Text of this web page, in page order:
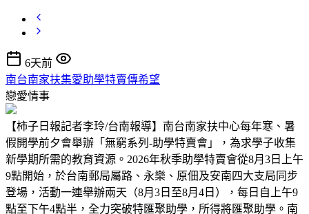
6天前
南台南家扶集愛助學特賣傳希望
戀愛情事
【柿子日報記者李玲/台南報導】南台南家扶中心每年寒、暑
假開學前夕會舉辦「無窮系列-助學特賣會」，為求學子收集
新學期所需的教育資源。2026年秋季助學特賣會從8月3日上午
9點開始，於台南郵局屬路、永樂、原佃及安南四大支局同步
登場，活動一連舉辦兩天（8月3日至8月4日），每日自上午9
點至下午4點半，全力突破特匯聚助學，所得將匯聚助學。南